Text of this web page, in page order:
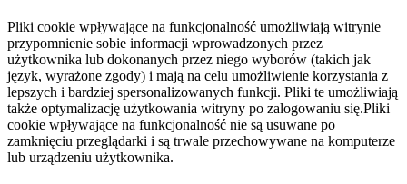
Pliki cookie wpływające na funkcjonalność umożliwiają witrynie
przypomnienie sobie informacji wprowadzonych przez
użytkownika lub dokonanych przez niego wyborów (takich jak
język, wyrażone zgody) i mają na celu umożliwienie korzystania z
lepszych i bardziej spersonalizowanych funkcji. Pliki te umożliwiają
także optymalizację użytkowania witryny po zalogowaniu się.Pliki
cookie wpływające na funkcjonalność nie są usuwane po
zamknięciu przeglądarki i są trwale przechowywane na komputerze
lub urządzeniu użytkownika.